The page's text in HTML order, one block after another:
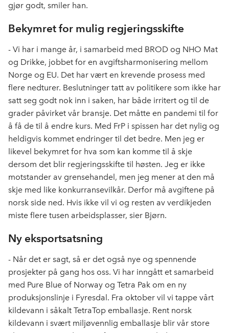
gjør godt, smiler han.
Bekymret for mulig regjeringsskifte
- Vi har i mange år, i samarbeid med BROD og NHO Mat
og Drikke, jobbet for en avgiftsharmonisering mellom
Norge og EU. Det har vært en krevende prosess med
flere nedturer. Beslutninger tatt av politikere som ikke har
satt seg godt nok inn i saken, har både irritert og til de
grader påvirket vår bransje. Det måtte en pandemi til for
å få de til å endre kurs. Med FrP i spissen har det nylig og
heldigvis kommet endringer til det bedre. Men jeg er
likevel bekymret for hva som kan komme til å skje
dersom det blir regjeringsskifte til høsten. Jeg er ikke
motstander av grensehandel, men jeg mener at den må
skje med like konkurransevilkår. Derfor må avgiftene på
norsk side ned. Hvis ikke vil vi og resten av verdikjeden
miste flere tusen arbeidsplasser, sier Bjørn.
Ny eksportsatsning
- Når det er sagt, så er det også nye og spennende
prosjekter på gang hos oss. Vi har inngått et samarbeid
med Pure Blue of Norway og Tetra Pak om en ny
produksjonslinje i Fyresdal. Fra oktober vil vi tappe vårt
kildevann i såkalt TetraTop emballasje. Rent norsk
kildevann i svært miljøvennlig emballasje blir vår store